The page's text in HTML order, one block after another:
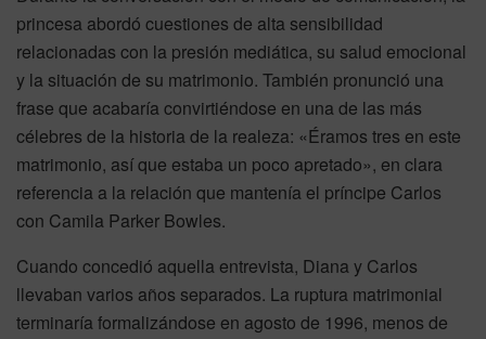
princesa abordó cuestiones de alta sensibilidad
relacionadas con la presión mediática, su salud emocional
y la situación de su matrimonio. También pronunció una
frase que acabaría convirtiéndose en una de las más
célebres de la historia de la realeza: «Éramos tres en este
matrimonio, así que estaba un poco apretado», en clara
referencia a la relación que mantenía el príncipe Carlos
con Camila Parker Bowles.
Cuando concedió aquella entrevista, Diana y Carlos
llevaban varios años separados. La ruptura matrimonial
terminaría formalizándose en agosto de 1996, menos de